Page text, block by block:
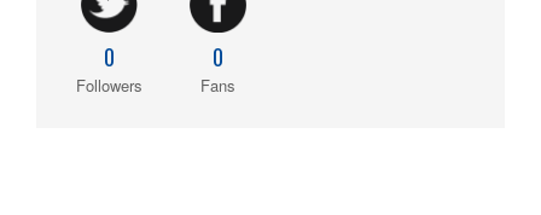
0
Followers
0
Fans